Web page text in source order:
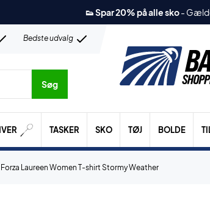
👟 Spar 20% på alle sko-
Bedste udvalg
Søg
TASKER SKO TØJ BOLDE
Forza Laureen Women T-shirt Stormy Weather